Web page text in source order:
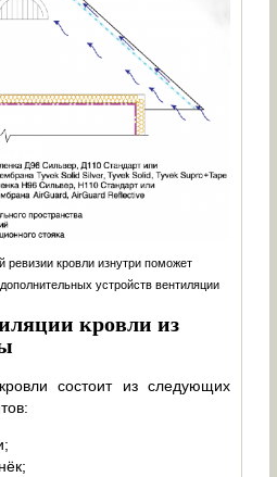
ревизии кровли изнутри поможет
устройств вентиляции
кровли из
состоит из следующих